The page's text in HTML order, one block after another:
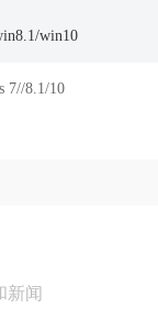
win10
7//8.1/10
新闻